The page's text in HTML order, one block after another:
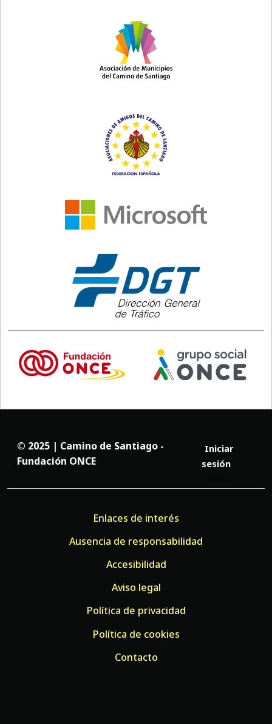
© 2025 | Camino de Santiago -
Fundación ONCE
Iniciar
sesión
Enlaces de interés
Ausencia de responsabilidad
Accesibilidad
Aviso legal
Política de privacidad
Política de cookies
Contacto